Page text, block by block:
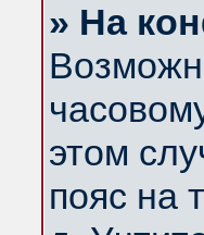
» На
этом
пояс на